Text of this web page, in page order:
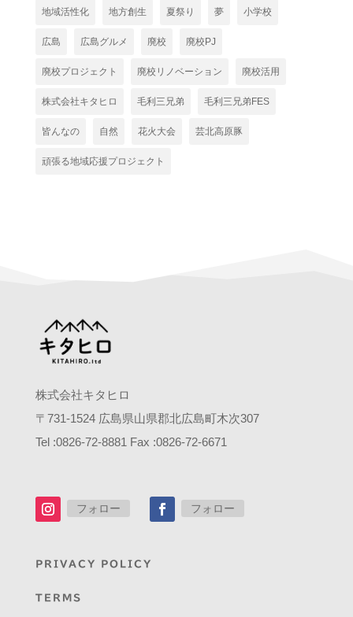
地域活性化 地方創生 夏祭り 夢 小学校
広島 広島グルメ 廃校 廃校PJ
廃校プロジェクト 廃校リノベーション 廃校活用
株式会社キタヒロ 毛利三兄弟 毛利三兄弟FES
皆んなの 自然 花火大会 芸北高原豚
頑張る地域応援プロジェクト
株式会社キタヒロ
〒 731-1524 広島県山県郡北広島町木次307
Tel :0826-72-8881 Fax :0826-72-6671
フォロー フォロー
PRIVACY POLICY
TERMS